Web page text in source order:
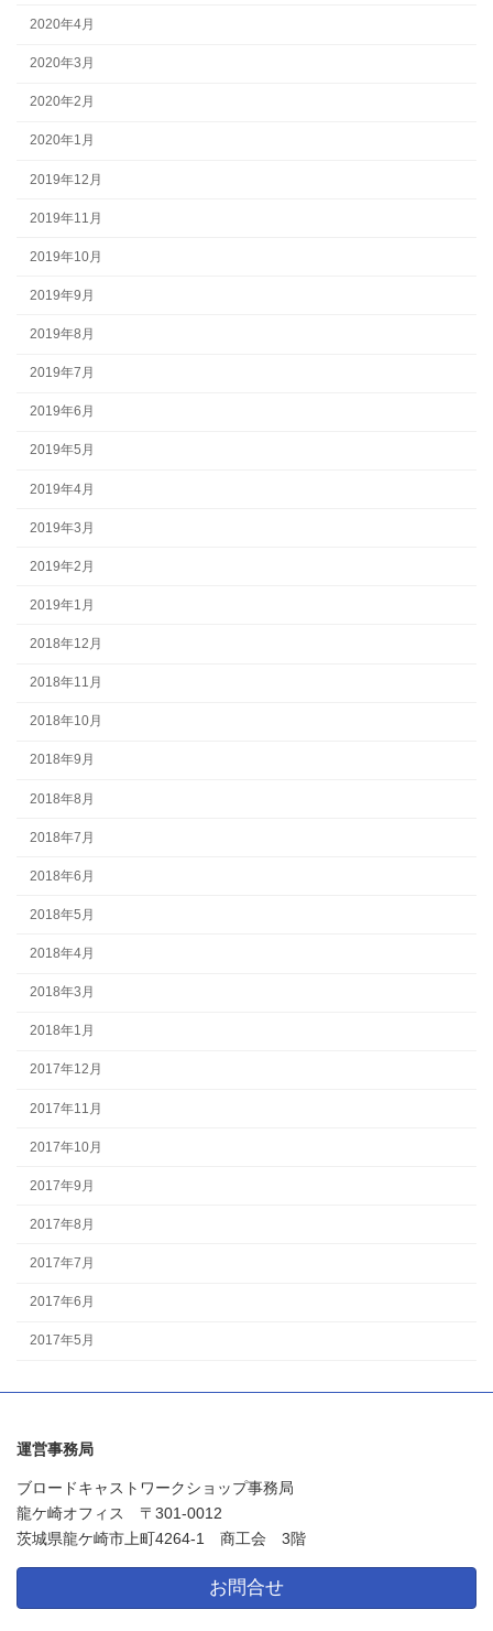
2020年4月
2020年3月
2020年2月
2020年1月
2019年12月
2019年11月
2019年10月
2019年9月
2019年8月
2019年7月
2019年6月
2019年5月
2019年4月
2019年3月
2019年2月
2019年1月
2018年12月
2018年11月
2018年10月
2018年9月
2018年8月
2018年7月
2018年6月
2018年5月
2018年4月
2018年3月
2018年1月
2017年12月
2017年11月
2017年10月
2017年9月
2017年8月
2017年7月
2017年6月
2017年5月
運営事務局
ブロードキャストワークショップ事務局
龍ケ崎オフィス 〒301-0012
茨城県龍ケ崎市上町4264-1 商工会 3階
お問合せ